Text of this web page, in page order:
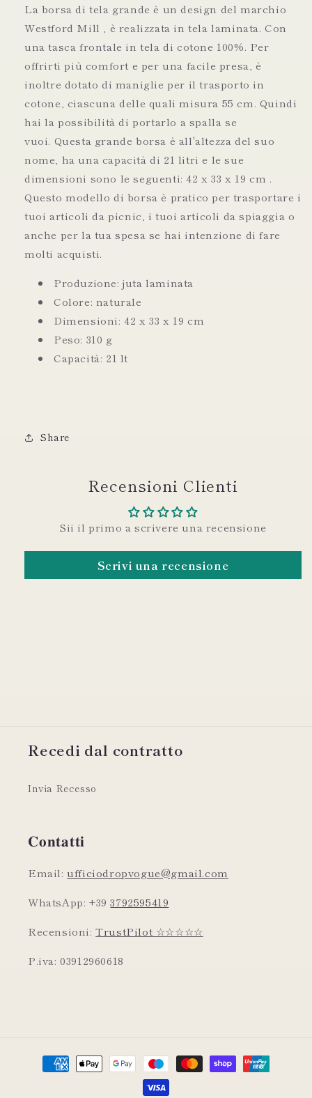
La borsa di tela grande è un design del marchio
Westford Mill , è realizzata in tela laminata. Con
una tasca frontale in tela di cotone 100%. Per
offrirti più comfort e per una facile presa, è
inoltre dotato di maniglie per il trasporto in
cotone, ciascuna delle quali misura 55 cm. Quindi
hai la possibilità di portarlo a spalla se
vuoi. Questa grande borsa è all'altezza del suo
nome, ha una capacità di 21 litri e le sue
dimensioni sono le seguenti: 42 x 33 x 19 cm .
Questo modello di borsa è pratico per trasportare i
tuoi articoli da picnic, i tuoi articoli da spiaggia o
anche per la tua spesa se hai intenzione di fare
molti acquisti.
Produzione: juta laminata
Colore: naturale
Dimensioni: 42 x 33 x 19 cm
Peso: 310 g
Capacità: 21 lt
Share
Recensioni Clienti
Sii il primo a scrivere una recensione
Scrivi una recensione
Recedi dal contratto
Invia Recesso
𝐂𝐨𝐧𝐭𝐚𝐭𝐭𝐢
Email:ufficiodropvogue@gmail.com
WhatsApp: +393792595419
Recensioni:TrustPilot ☆☆☆☆☆
P.iva: 03912960618
Metodi